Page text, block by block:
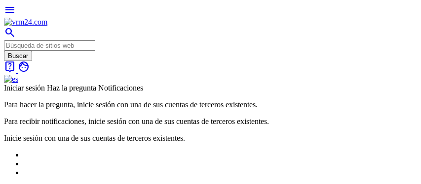
menu
search
live_help face
Iniciar sesión Haz la pregunta Notificaciones
Para hacer la pregunta, inicie sesión con una de sus cuentas de terceros existentes.
Para recibir notificaciones, inicie sesión con una de sus cuentas de terceros existentes.
Inicie sesión con una de sus cuentas de terceros existentes.